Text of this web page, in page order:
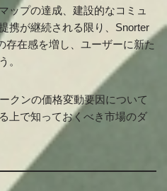
ップの達成、建設的なコミュ
携が継続される限り、Snorter
存在感を増し、ユーザーに新た
。
クンの価格変動要因について
上で知っておくべき市場のダ